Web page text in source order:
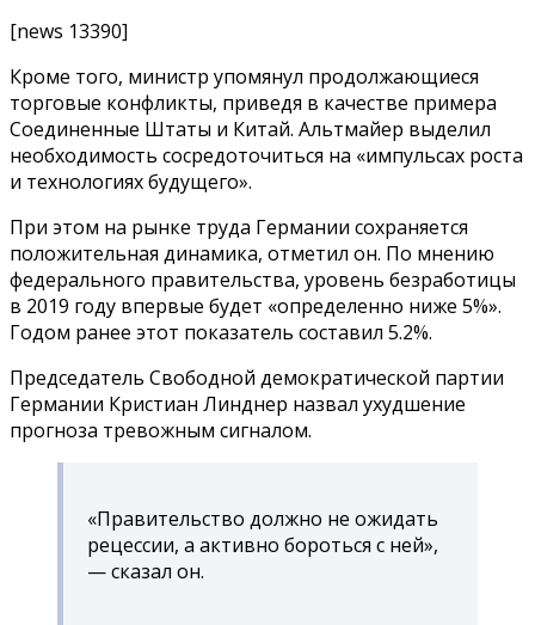
[news 13390]
Кроме того, министр упомянул продолжающиеся
торговые конфликты, приведя в качестве примера
Соединенные Штаты и Китай. Альтмайер выделил
необходимость сосредоточиться на «импульсах роста
и технологиях будущего».
При этом на рынке труда Германии сохраняется
положительная динамика, отметил он. По мнению
федерального правительства, уровень безработицы
в 2019 году впервые будет «определенно ниже 5%».
Годом ранее этот показатель составил 5.2%.
Председатель Свободной демократической партии
Германии Кристиан Линднер назвал ухудшение
прогноза тревожным сигналом.
«Правительство должно не ожидать
рецессии, а активно бороться с ней»,
— сказал он.